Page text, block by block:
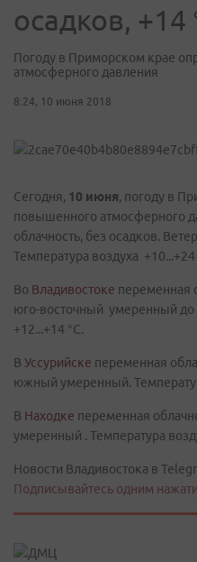
осадков, +14
Погоду в Приморском крае
атмосферного давления
8:24, 10 июня 2018
Сегодня, 10 июня, погоду в
повышенного атмосферного
облачность, без осадков.
Температура воздуха
Во Владивостоке переменная
юго-восточный умеренный до
+12...+14 °C.
В Уссурийске переменная
южный умеренный.
В Находке переменная
умеренный . Температура
Новости Владивостока в
Подписывайтесь одним